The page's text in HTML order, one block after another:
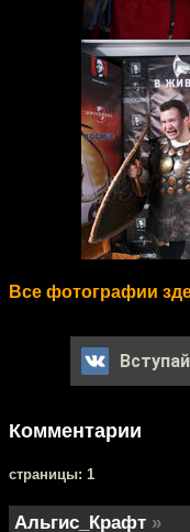
Все фотографии
Комментарии
cтраницы: 1
Альгис_Крафт »